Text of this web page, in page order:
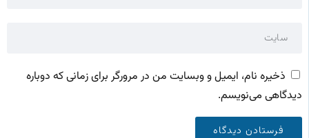
ذخیره نام، ایمیل و وبسایت من در مرورگر برای زمانی که دوباره
دیدگاهی می‌نویسم.